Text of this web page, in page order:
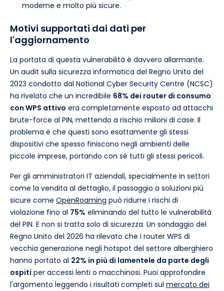
moderne e molto più sicure.
Motivi supportati dai dati per
l'aggiornamento
La portata di questa vulnerabilità è davvero allarmante.
Un audit sulla sicurezza informatica del Regno Unito del
2023 condotto dal National Cyber Security Centre (NCSC)
ha rivelato che un incredibile 68% dei router di consumo
con WPS attivo era completamente esposto ad attacchi
brute-force al PIN, mettendo a rischio milioni di case. Il
problema è che questi sono esattamente gli stessi
dispositivi che spesso finiscono negli ambienti delle
piccole imprese, portando con sé tutti gli stessi pericoli.
Per gli amministratori IT aziendali, specialmente in settori
come la vendita al dettaglio, il passaggio a soluzioni più
sicure come OpenRoaming può ridurre i rischi di
violazione fino al 75% eliminando del tutto le vulnerabilità
del PIN. E non si tratta solo di sicurezza. Un sondaggio del
Regno Unito del 2026 ha rilevato che i router WPS di
vecchia generazione negli hotspot del settore alberghiero
hanno portato al 22% in più di lamentele da parte degli
ospiti per accessi lenti o macchinosi. Puoi approfondire
l'argomento leggendo i risultati completi sul mercato dei